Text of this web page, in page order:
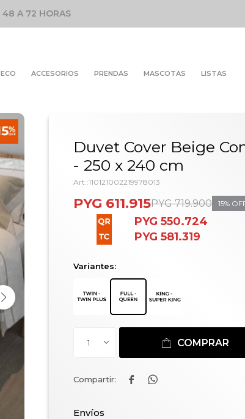
48 A 72 HORAS
ACCESORIOS PRENDAS MASCOTAS LISTAS
Duvet Cover Beige
- 250 x 240 cm
110121002219978013
PYG 611.915PYG 719.900 15
PYG 550.724
PYG 581.319
Variantes:
1 COMPRAR
 
Envíos